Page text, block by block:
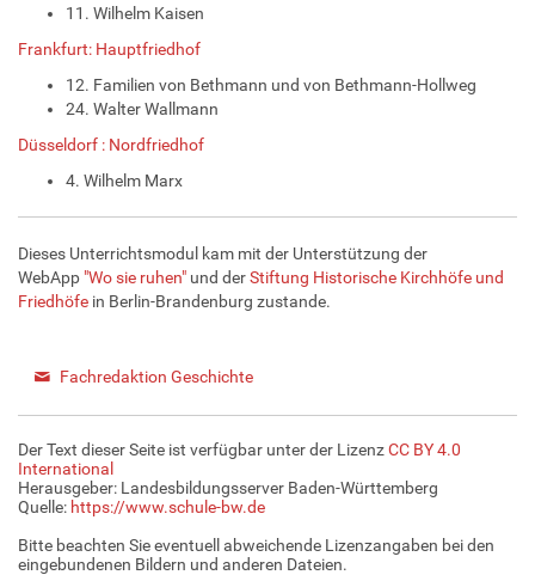
11. Wilhelm Kaisen
Frankfurt: Hauptfriedhof
12. Familien von Bethmann und von Bethmann-Hollweg
24. Walter Wallmann
Düsseldorf : Nordfriedhof
4. Wilhelm Marx
Dieses Unterrichtsmodul kam mit der Unterstützung der
WebApp "Wo sie ruhen" und derStiftung Historische Kirchhöfe und
Friedhöfe in Berlin-Brandenburg zustande.
Fachredaktion Geschichte
Der Text dieser Seite ist verfügbar unter der LizenzCC BY 4.0
International
Herausgeber: Landesbildungsserver Baden-Württemberg
Quelle: https://www.schule-bw.de
Bitte beachten Sie eventuell abweichende Lizenzangaben bei den
eingebundenen Bildern und anderen Dateien.